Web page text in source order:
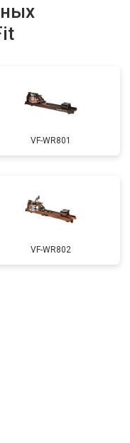
VF-WR801
VF-WR802